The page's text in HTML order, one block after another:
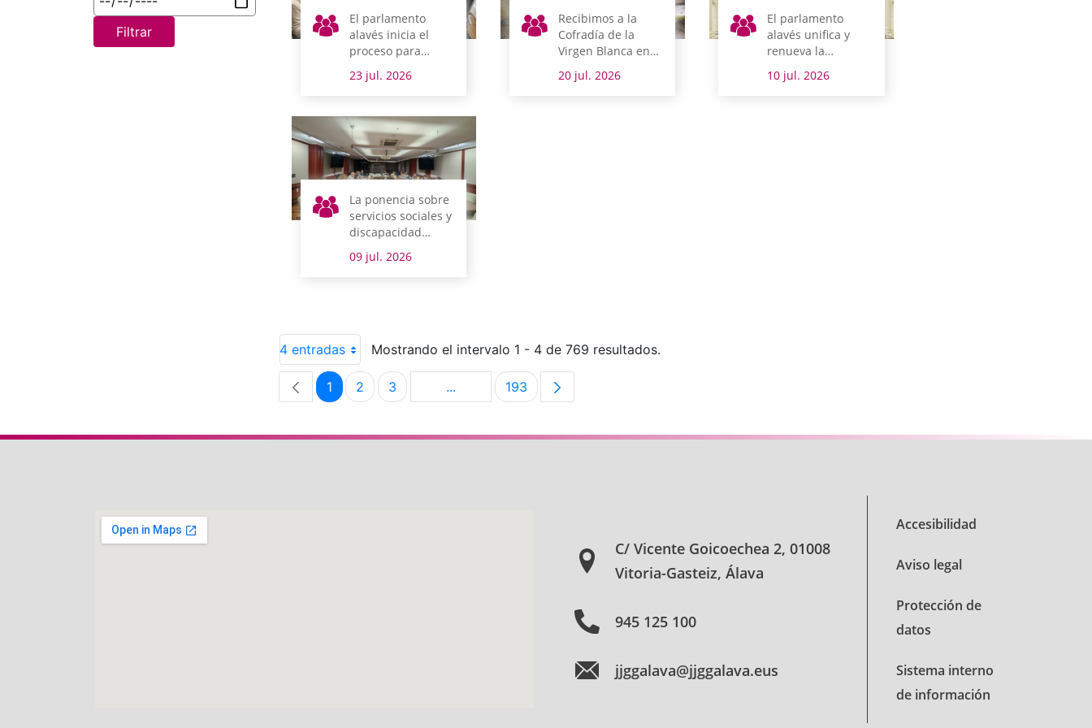
Filtrar
El parlamento
alavés inicia el
proceso para
registro interno
su propia sede
electrónica a la
ciudadanía
23 jul. 2026
Recibimos a la
Cofradía de la
Virgen Blanca en
20 jul. 2026
El parlamento
alavés unifica y
renueva la
regula los concejos
10 jul. 2026
La ponencia sobre
servicios sociales y
discapacidad
informe final por
09 jul. 2026
4 entradas Mostrando el intervalo 1 - 4 de 769 resultados.
Página
1 Página
2 Página
3 ...Páginas intermedias Use TAB para desplazarse.
Página
193
C/ Vicente Goicoechea 2, 01008
Vitoria-Gasteiz, Álava
945 125 100
jjggalava@jjggalava.eus
Accesibilidad
Aviso legal
Protección de
datos
Sistema interno
de información